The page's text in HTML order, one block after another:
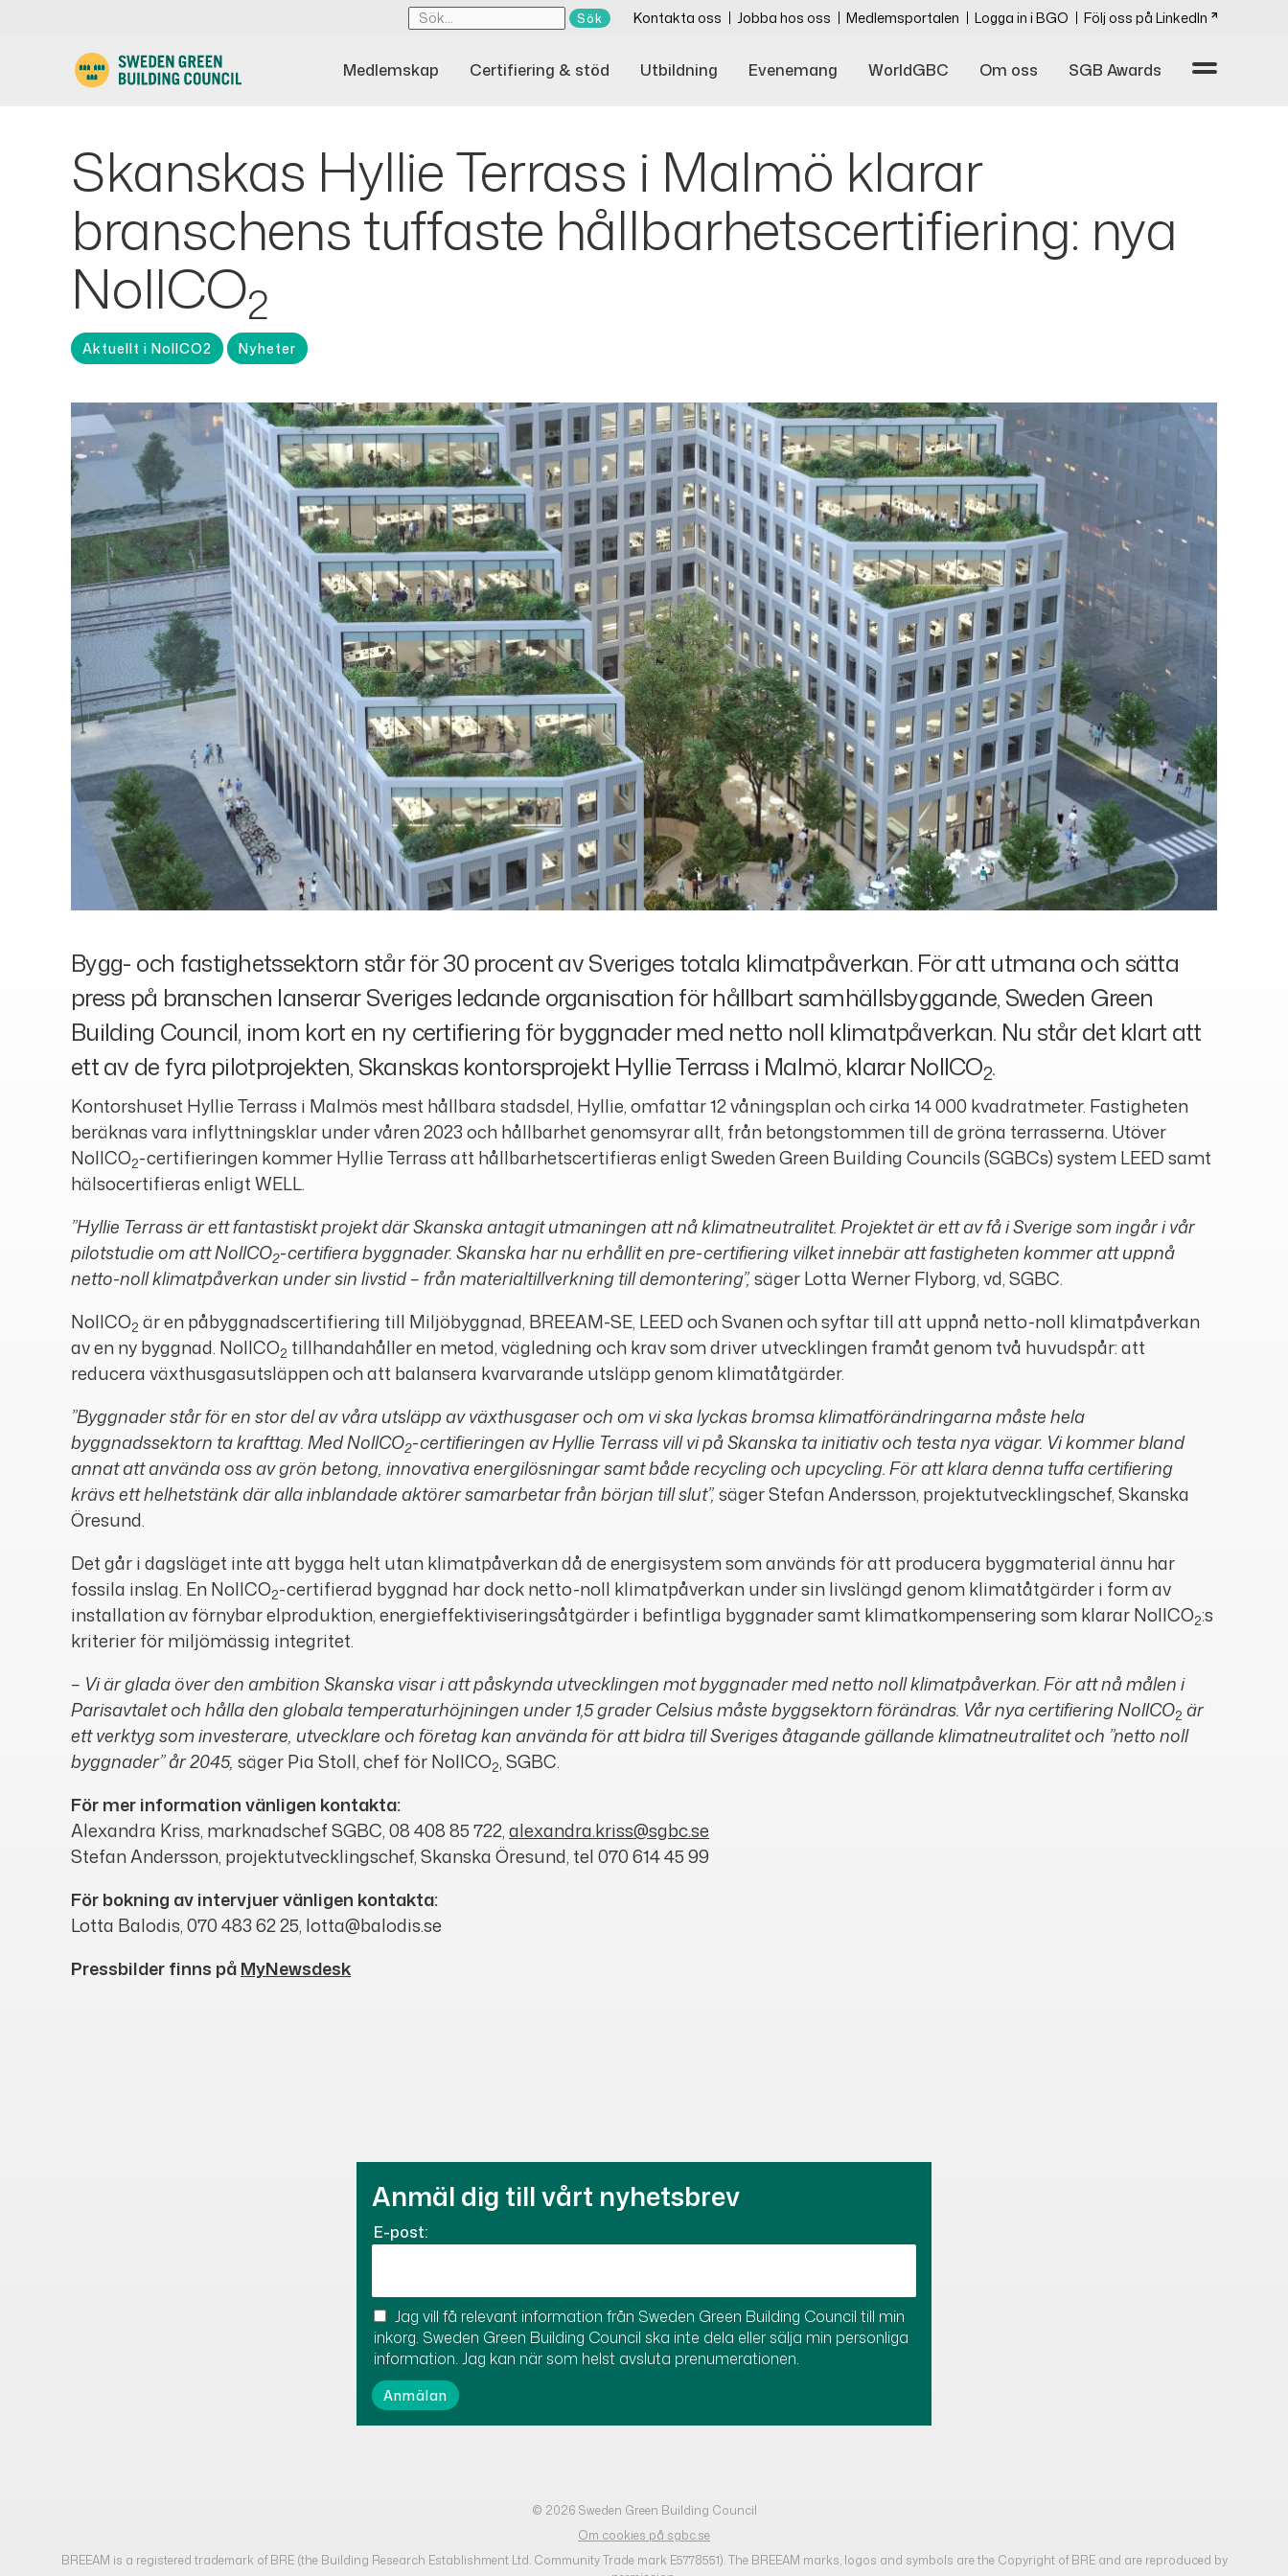
Kontakta oss Jobba hos oss Medlemsportalen Logga in i BGO Följ oss på LinkedIn
Medlemskap Certifiering & stöd Utbildning Evenemang WorldGBC Om oss SGB Awards
Skanskas Hyllie Terrass i Malmö klarar
branschens tuffaste hållbarhetscertifiering: nya
NollCO2
Aktuellt i NollCO2 Nyheter
Bygg- och fastighetssektorn står för 30 procent av Sveriges totala klimatpåverkan. För att utmana och sätta
press på branschen lanserar Sveriges ledande organisation för hållbart samhällsbyggande, Sweden Green
Building Council, inom kort en ny certifiering för byggnader med netto noll klimatpåverkan. Nu står det klart att
ett av de fyra pilotprojekten, Skanskas kontorsprojekt Hyllie Terrass i Malmö, klarar NollCO2.
Kontorshuset Hyllie Terrass i Malmös mest hållbara stadsdel, Hyllie, omfattar 12 våningsplan och cirka 14 000 kvadratmeter. Fastigheten
beräknas vara inflyttningsklar under våren 2023 och hållbarhet genomsyrar allt, från betongstommen till de gröna terrasserna. Utöver
NollCO2-certifieringen kommer Hyllie Terrass att hållbarhetscertifieras enligt Sweden Green Building Councils (SGBCs) system LEED samt
hälsocertifieras enligt WELL.
”Hyllie Terrass är ett fantastiskt projekt där Skanska antagit utmaningen att nå klimatneutralitet. Projektet är ett av få i Sverige som ingår i vår
pilotstudie om att NollCO2-certifiera byggnader. Skanska har nu erhållit en pre-certifiering vilket innebär att fastigheten kommer att uppnå
netto-noll klimatpåverkan under sin livstid – från materialtillverkning till demontering”,säger Lotta Werner Flyborg, vd, SGBC.
NollCO2 är en påbyggnadscertifiering till Miljöbyggnad, BREEAM-SE, LEED och Svanen och syftar till att uppnå netto-noll klimatpåverkan
av en ny byggnad. NollCO2 tillhandahåller en metod, vägledning och krav som driver utvecklingen framåt genom två huvudspår: att
reducera växthusgasutsläppen och att balansera kvarvarande utsläpp genom klimatåtgärder.
”Byggnader står för en stor del av våra utsläpp av växthusgaser och om vi ska lyckas bromsa klimatförändringarna måste hela
byggnadssektorn ta krafttag. Med NollCO2-certifieringen av Hyllie Terrass vill vi på Skanska ta initiativ och testa nya vägar. Vi kommer bland
annat att använda oss av grön betong, innovativa energilösningar samt både recycling och upcycling. För att klara denna tuffa certifiering
krävs ett helhetstänk där alla inblandade aktörer samarbetar från början till slut”,säger Stefan Andersson, projektutvecklingschef, Skanska
Öresund.
Det går i dagsläget inte att bygga helt utan klimatpåverkan då de energisystem som används för att producera byggmaterial ännu har
fossila inslag. En NollCO2-certifierad byggnad har dock netto-noll klimatpåverkan under sin livslängd genom klimatåtgärder i form av
installation av förnybar elproduktion, energieffektiviseringsåtgärder i befintliga byggnader samt klimatkompensering som klarar NollCO2:s
kriterier för miljömässig integritet.
– Vi är glada över den ambition Skanska visar i att påskynda utvecklingen mot byggnader med netto noll klimatpåverkan. För att nå målen i
Parisavtalet och hålla den globala temperaturhöjningen under 1,5 grader Celsius måste byggsektorn förändras. Vår nya certifiering NollCO2 är
ett verktyg som investerare, utvecklare och företag kan använda för att bidra till Sveriges åtagande gällande klimatneutralitet och ”netto noll
byggnader” år 2045, säger Pia Stoll, chef för NollCO2, SGBC.
För mer information vänligen kontakta:
Alexandra Kriss, marknadschef SGBC, 08 408 85 722,alexandra.kriss@sgbc.se
Stefan Andersson, projektutvecklingschef, Skanska Öresund, tel 070 614 45 99
För bokning av intervjuer vänligen kontakta:
Lotta Balodis, 070 483 62 25, lotta@balodis.se
Pressbilder finns påMyNewsdesk
Anmäl dig till vårt nyhetsbrev
E-post:
Jag vill få relevant information från Sweden Green Building Council till min
inkorg. Sweden Green Building Council ska inte dela eller sälja min personliga
information. Jag kan när som helst avsluta prenumerationen.
© 2026 Sweden Green Building Council
Om cookies på sgbc.se
BREEAM is a registered trademark of BRE (the Building Research Establishment Ltd. Community Trade mark E5778551). The BREEAM marks, logos and symbols are the Copyright of BRE and are reproduced by